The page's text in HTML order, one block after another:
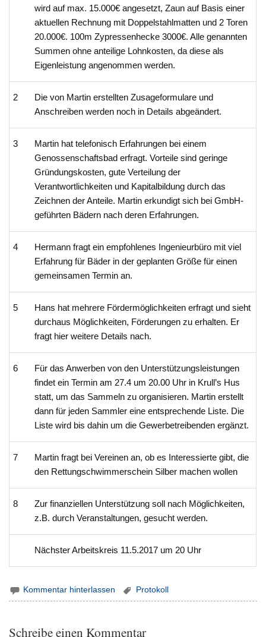
wird auf max. 15.000€ angesetzt, Zaun auf Basis einer
aktuellen Rechnung mit Doppelstahlmatten und 2 Toren
20.000€. 100m Zypressenhecke 3000€. Alle genannten
Summen ohne anteilige Lohnkosten, da diese als
Eigenleistung angenommen werden.
2
Die von Martin erstellten Zusageformulare und
Anschreiben werden noch in Details abgeändert.
3
Martin hat telefonisch Erfahrungen bei einem
Genossenschaftsbad erfragt. Vorteile sind geringe
Gründungskosten, gute Verteilung der
Verantwortlichkeiten und Kapitalbildung durch das
Zeichnen der Anteile. Martin erkundigt sich bei GmbH-
geführten Bädern nach deren Erfahrungen.
4
Hermann fragt ein empfohlenes Ingenieurbüro mit viel
Erfahrung für Bäder in der geplanten Größe für einen
gemeinsamen Termin an.
5
Hans hat mehrere Fördermöglichkeiten erfragt und sieht
durchaus Möglichkeiten, Förderungen zu erhalten. Er
fragt hier weitere Details nach.
6
Für das Anwerben von den Unterstützungsleistungen
findet ein Termin am 27.4 um 20.00 Uhr in Krull’s Hus
statt, um das Sammeln zu organisieren. Martin erstellt
dann für jeden Sammler eine entsprechende Liste. Die
Liste wird bis dahin um die Gewerbetreibenden ergänzt.
7
Martin fragt bei Vereinen an, ob es Interessierte gibt, die
den Rettungschwimmerschein Silber machen wollen
8
Zur finanziellen Unterstützung soll nach Möglichkeiten,
z.B. durch Veranstaltungen, gesucht werden.
Nächster Arbeitskreis 11.5.2017 um 20 Uhr
Kommentar hinterlassen Protokoll
Schreibe einen Kommentar